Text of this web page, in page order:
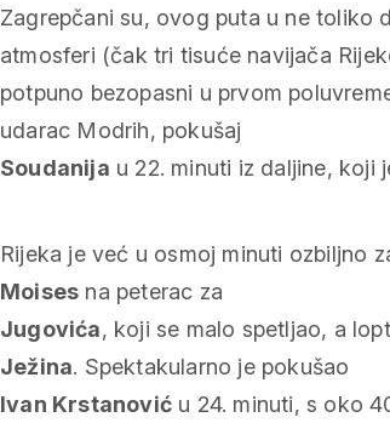
Zagrepčani su, ovog puta u ne toliko
atmosferi (čak tri tisuće navijača
potpuno bezopasni u prvom
udarac Modrih, pokušaj
Soudanija u 22. minuti iz daljine, koji
Rijeka je već u osmoj minuti ozbiljno
Moises na peterac za
Jugovića, koji se malo spetljao, a
Ježina. Spektakularno je pokušao
Ivan Krstanović u 24. minuti, s oko